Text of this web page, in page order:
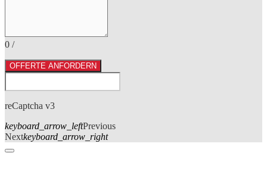
0 /
OFFERTE ANFORDERN
reCaptcha v3
keyboard_arrow_leftPrevious
Nextkeyboard_arrow_right